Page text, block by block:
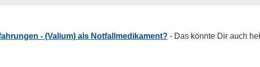
- (Valium) als Notfallmedikament?